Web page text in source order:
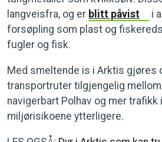
langveisfra, og er blitt påvist
i
forsøpling som plast og
fugler og fisk.
Med smeltende is i Arktis gjøres
transportruter tilgjengelig mellom
navigerbart Polhav og mer
miljørisikoene ytterligere.